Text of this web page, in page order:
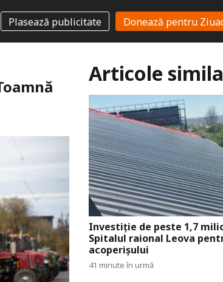
Plasează publicitate Donează pentru
Articole
Investiție de peste 1,7
Spitalul raional Leova
acoperișului
41 minute în urmă